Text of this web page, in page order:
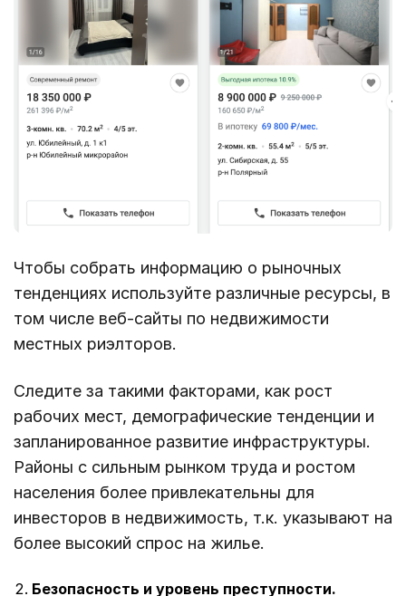
Чтобы собрать информацию о рыночных
тенденциях используйте различные ресурсы, в
том числе веб-сайты по недвижимости
местных риэлторов.
Следите за такими факторами, как рост
рабочих мест, демографические тенденции и
запланированное развитие инфраструктуры.
Районы с сильным рынком труда и ростом
населения более привлекательны для
инвесторов в недвижимость, т.к. указывают на
более высокий спрос на жилье.
Безопасность и уровень преступности.